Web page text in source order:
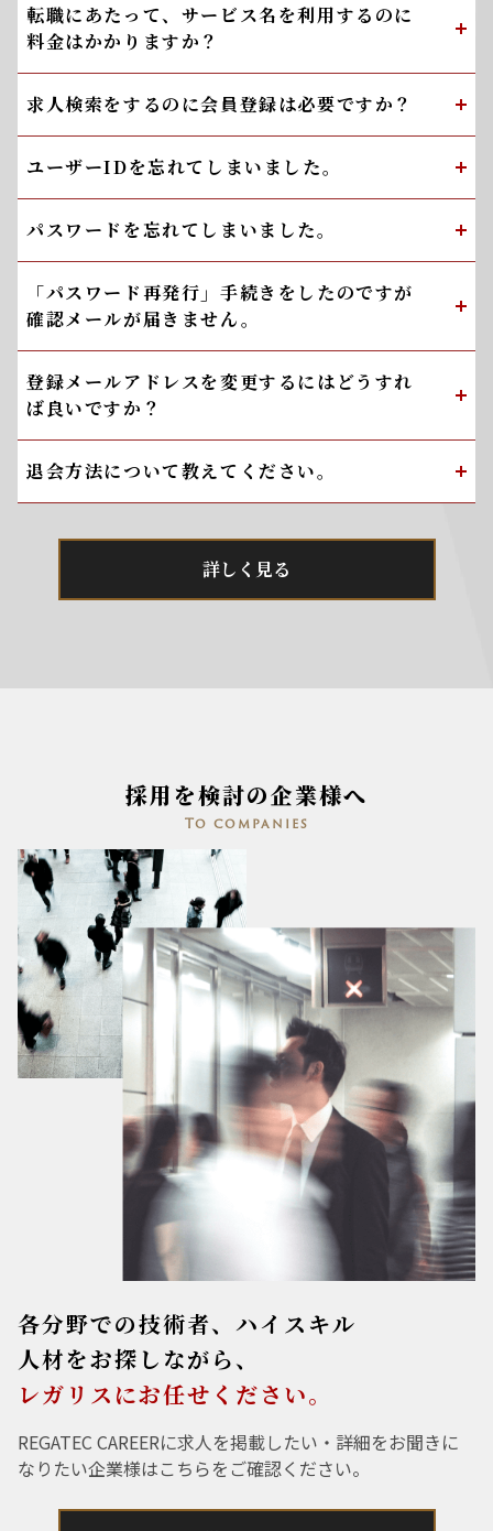
転職にあたって、サービス名を利用するのに
料金はかかりますか？
求人検索をするのに会員登録は必要ですか？
ユーザーIDを忘れてしまいました。
パスワードを忘れてしまいました。
「パスワード再発行」手続きをしたのですが
確認メールが届きません。
登録メールアドレスを変更するにはどうすれ
ば良いですか？
退会方法について教えてください。
詳しく見る
採用を検討の企業様へ
To companies
各分野での技術者、ハイスキル
人材をお探しながら、
レガリスにお任せください。
REGATEC CAREERに求人を掲載したい・詳細をお聞きに
なりたい企業様はこちらをご確認ください。